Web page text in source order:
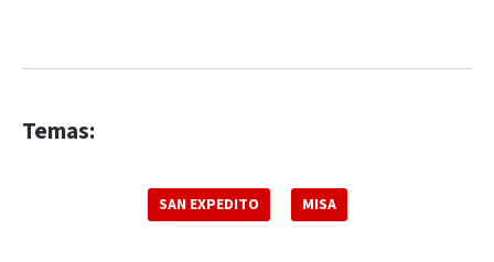
Temas:
SAN EXPEDITO MISA